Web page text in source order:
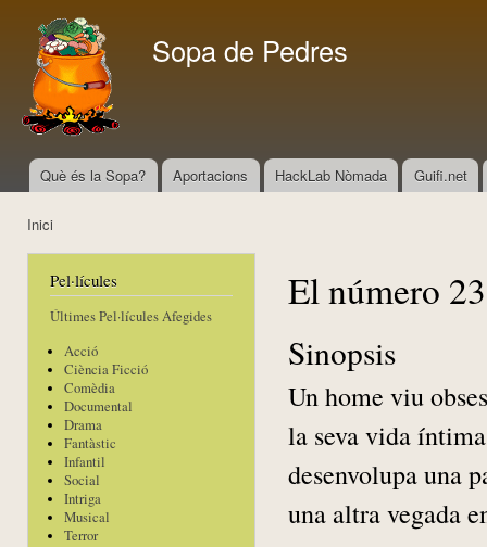
Sopa de Pedres
Menú principal
Què és la Sopa? Aportacions HackLab Nòmada Guifi.net
Inici
Pel·lícules
Últimes Pel·lícules Afegides
Acció
Ciència Ficció
Comèdia
Documental
Drama
Fantàstic
Infantil
Social
Intriga
Musical
Terror
El número 23
Sinopsis
Un home viu
la seva vida
desenvolupa una
una altra vegada